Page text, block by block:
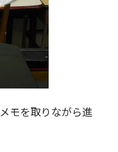
モを取りながら進